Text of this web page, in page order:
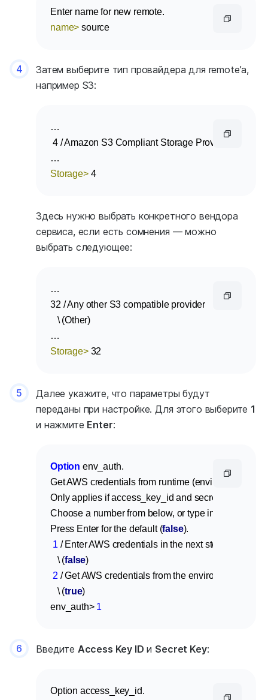
name> source
4
Затем выберите тип провайдера для remote’а,
например S3:
…
4 / Amazon S3 Compliant Storage Providers
Storage> 4
Здесь нужно выбрать конкретного вендора
сервиса, если есть сомнения — можно
выбрать следующее:
…
32 / Any other S3 compatible provider
   \ (Other)
Storage> 32
5
Далее укажите, что параметры будут
переданы при настройке. Для этого выберите 1
и нажмите Enter:
Option env_auth.
Get AWS credentials from runtime (environment
Only applies if access_key_id and
Choose a number from below, or type in your own
Press Enter for the default (false).
1 / Enter AWS credentials in the next step.
   \ (
false)
2 / Get AWS credentials from the environment (env
   \ (
true)
env_auth> 1
6 Введите Access Key ID и Secret Key:
Option access_key_id.